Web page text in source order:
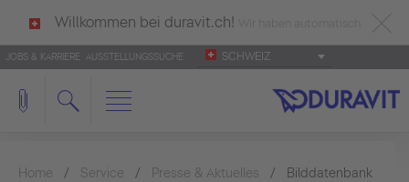
Willkommen bei duravit.ch!
deutsch als Ihre Sprache erkannt.
Français Italiano
JOBS & KARRIERE AUSSTELLUNGSSUCHE SCHWEIZ
Home Service Presse & Aktuelles Bilddatenbank